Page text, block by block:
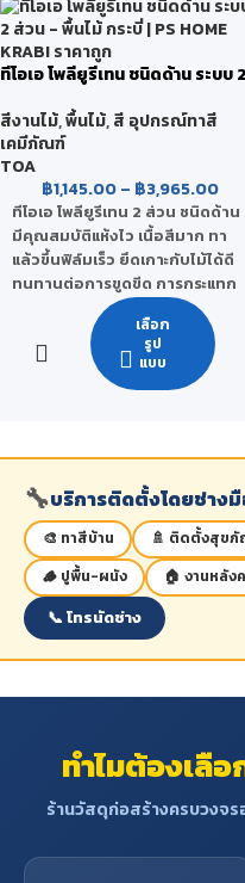
ภายใน หรืองานที่มีวัสดุทาทับหรือ
ปิดทับที่ไม่โดนแสงแดด ใช้ในบริเวณ
ต่างๆ เช่น พื้นและผนังห้องน้ำก่อน
การปูกระเบื้อง ผนังกันดิน ช่อง
ลิฟท์และอุโมงค์
ทีโอเอ โพลียูรีเทน ชนิดด้าน ระบบ 2
สีงานไม้,พื้นไม้,สี อุปกรณ์ทาสี
เคมีภัณฑ์
TOA
฿1,145.00– ฿3,965.00
ทีโอเอ โพลียูรีเทน 2 ส่วน ชนิดด้าน
มีคุณสมบัติแห้งไว เนื้อสีมาก ทา
แล้วขึ้นฟิล์มเร็ว ยึดเกาะกับไม้ได้ดี
ทนทานต่อการขูดขีด การกระแทก
การขัดถู และสารเคมีได้ดี ให้ฟิล์มสี
เรียบเนียน ไม่มีรอยแปรง และ
ป้องกันน้ำซึมได้ดีเยี่ยม
เลือก
รูป
แบบ
🔧บริการติดตั้งโดยช่าง
🎨 ทาสีบ้าน 🚿 ติดตั้งสุข
🪵 ปูพื้น-ผนัง
🏠 งานหลัง
📞 โทรนัดช่าง
ทำไมต้องเลือ
ร้านวัสดุก่อสร้างครบวงจร